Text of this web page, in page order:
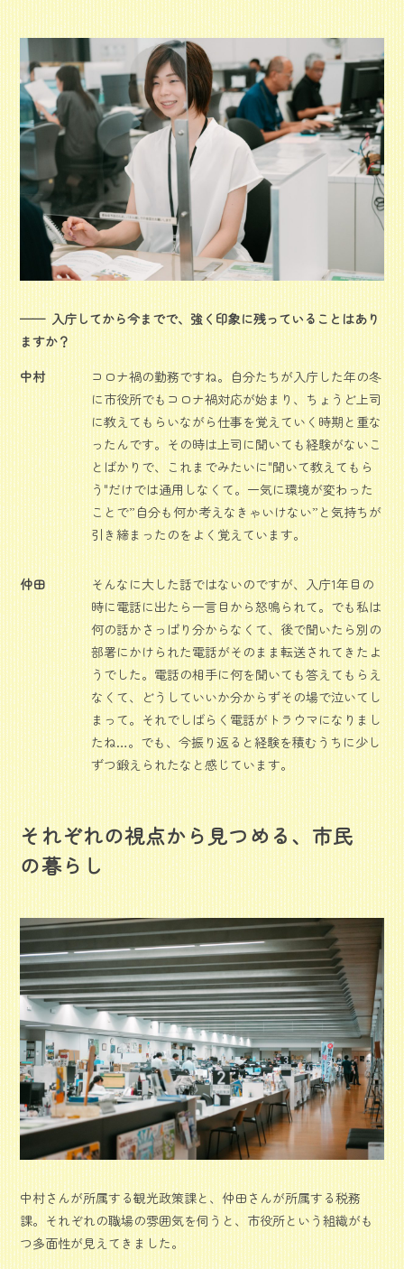
入庁してから今までで、強く印象に残っていることはあり
ますか？
中村
コロナ禍の勤務ですね。自分たちが入庁した年の冬
に市役所でもコロナ禍対応が始まり、ちょうど上司
に教えてもらいながら仕事を覚えていく時期と重な
ったんです。その時は上司に聞いても経験がないこ
とばかりで、これまでみたいに"聞いて教えてもら
う"だけでは通用しなくて。一気に環境が変わった
ことで”自分も何か考えなきゃいけない”と気持ちが
引き締まったのをよく覚えています。
仲田
そんなに大した話ではないのですが、入庁1年目の
時に電話に出たら一言目から怒鳴られて。でも私は
何の話かさっぱり分からなくて、後で聞いたら別の
部署にかけられた電話がそのまま転送されてきたよ
うでした。電話の相手に何を聞いても答えてもらえ
なくて、どうしていいか分からずその場で泣いてし
まって。それでしばらく電話がトラウマになりまし
たね…。でも、今振り返ると経験を積むうちに少し
ずつ鍛えられたなと感じています。
それぞれの視点から見つめる、市民
の暮らし
中村さんが所属する観光政策課と、仲田さんが所属する税務
課。それぞれの職場の雰囲気を伺うと、市役所という組織がも
つ多面性が見えてきました。